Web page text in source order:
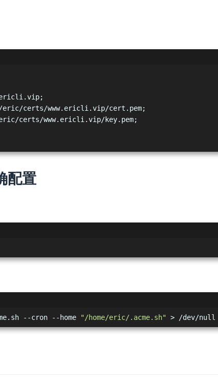
certs/www.ericli.vip/cert.pem;
certs/www.ericli.vip/key.pem;
配置
--cron --home "/home/eric/.acme.sh" > /dev/null